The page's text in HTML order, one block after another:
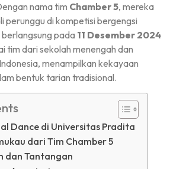
nama tim Chamber 5, mereka
perunggu di kompetisi bergengsi
pada 11 Desember 2024
tim dari sekolah menengah dan
menampilkan kekayaan
bentuk tarian tradisional.
Dance di Universitas Pradita
dari Tim Chamber 5
dan Tantangan